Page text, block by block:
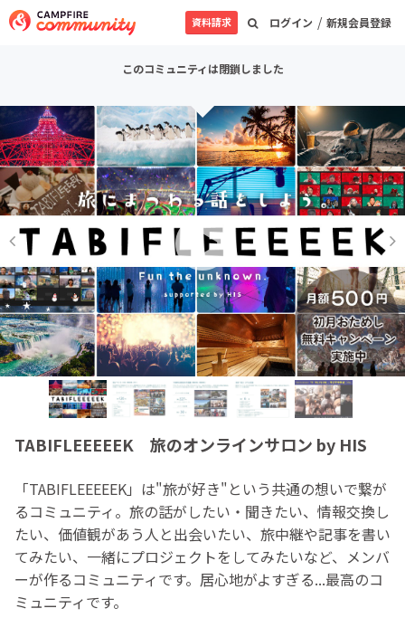
ログイン / 新規会員登録
資料請求
このコミュニティは閉鎖しました
TABIFLEEEEEK 旅のオンラインサロン by HIS
「TABIFLEEEEEK」は"旅が好き"という共通の想いで繋が
るコミュニティ。旅の話がしたい・聞きたい、情報交換し
たい、価値観があう人と出会いたい、旅中継や記事を書い
てみたい、一緒にプロジェクトをしてみたいなど、メンバ
ーが作るコミュニティです。居心地がよすぎる...最高のコ
ミュニティです。